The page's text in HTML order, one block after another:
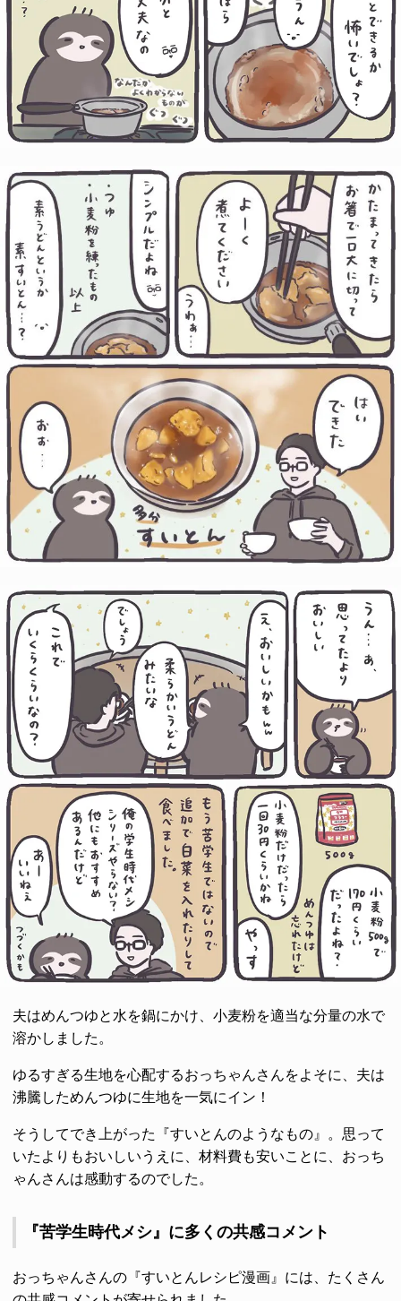
夫はめんつゆと水を鍋にかけ、小麦粉を適当な分量の水で
溶かしました。
ゆるすぎる生地を心配するおっちゃんさんをよそに、夫は
沸騰しためんつゆに生地を一気にイン！
そうしてでき上がった『すいとんのようなもの』。思って
いたよりもおいしいうえに、材料費も安いことに、おっち
ゃんさんは感動するのでした。
『苦学生時代メシ』に多くの共感コメント
おっちゃんさんの『すいとんレシピ漫画』には、たくさん